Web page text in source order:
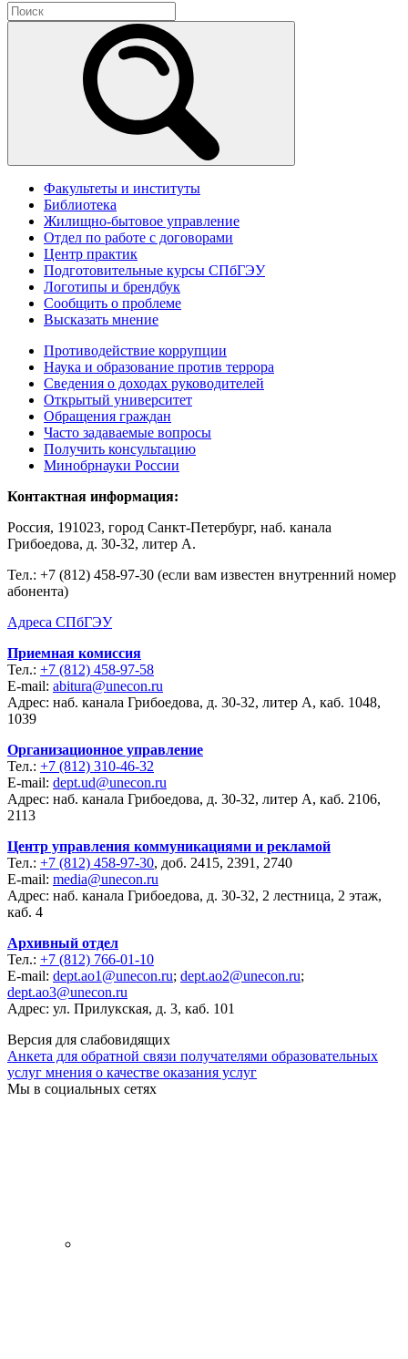
Факультеты и институты
Библиотека
Жилищно-бытовое управление
Отдел по работе с договорами
Центр практик
Подготовительные курсы СПбГЭУ
Логотипы и брендбук
Сообщить о проблеме
Высказать мнение
Противодействие коррупции
Наука и образование против террора
Сведения о доходах руководителей
Открытый университет
Обращения граждан
Часто задаваемые вопросы
Получить консультацию
Минобрнауки России
Контактная информация:
Россия, 191023, город Санкт-Петербург, наб. канала
Грибоедова, д. 30-32, литер А.
Тел.: +7 (812) 458-97-30 (если вам известен внутренний номер
абонента)
Адреса СПбГЭУ
Приемная комиссия
Тел.: +7 (812) 458-97-58
E-mail: abitura@unecon.ru
Адрес: наб. канала Грибоедова, д. 30-32, литер А, каб. 1048,
1039
Организационное управление
Тел.: +7 (812) 310-46-32
E-mail: dept.ud@unecon.ru
Адрес: наб. канала Грибоедова, д. 30-32, литер А, каб. 2106,
2113
Центр управления коммуникациями и рекламой
Тел.: +7 (812) 458-97-30, доб. 2415, 2391, 2740
E-mail: media@unecon.ru
Адрес: наб. канала Грибоедова, д. 30-32, 2 лестница, 2 этаж,
каб. 4
Архивный отдел
Тел.: +7 (812) 766-01-10
E-mail: dept.ao1@unecon.ru; dept.ao2@unecon.ru;
dept.ao3@unecon.ru
Адрес: ул. Прилукская, д. 3, каб. 101
Версия для слабовидящих
Анкета для обратной связи получателями образовательных
услуг мнения о качестве оказания услуг
Мы в социальных сетях